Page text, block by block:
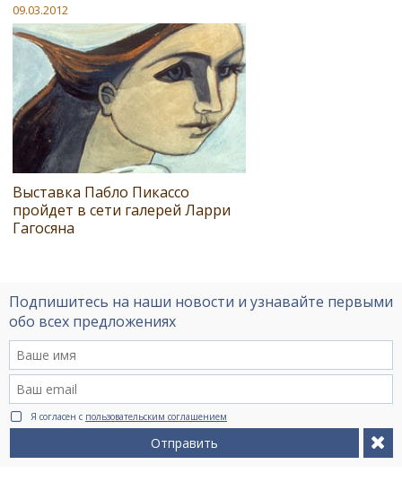
09.03.2012
Выставка Пабло Пикассо
пройдет в сети галерей Ларри
Гагосяна
Подпишитесь на наши новости и узнавайте первыми
обо всех предложениях
Я согласен с пользовательским соглашением
Отправить